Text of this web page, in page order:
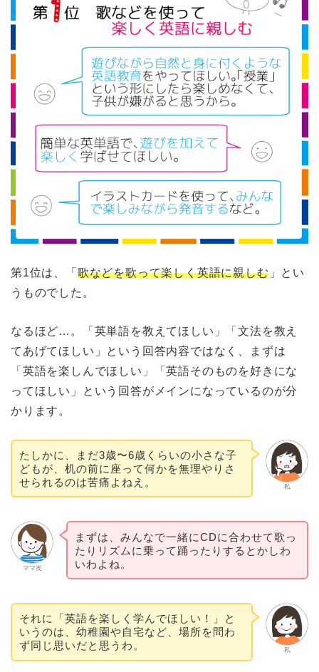
第1位は、「 歌などを歌って楽しく英語に親しむ」とい
うものでした。
なるほど…。「英単語を教えてほしい」「文法を教え
てあげてほしい」という回答内容ではなく、まずは
「英語を楽しんでほしい」「英語そのものを好きにな
ってほしい」という回答がメインになっているのが分
かります。
私
たしかに、まだ3歳〜6歳くらいの小さな子
どもが、机の前に座って何かを無理やりさ
せられるのは苦痛よねえ。
ママ友
まずは、みんなで一緒にCDに合わせて歌っ
たりリズムに乗って踊ったりするとかしわ
いわよね。
私
それに「英語を楽しく学んでほしい！」と
いうのは、幼稚園や自宅など、場所を問わ
ず同じ思いだと思うわ。